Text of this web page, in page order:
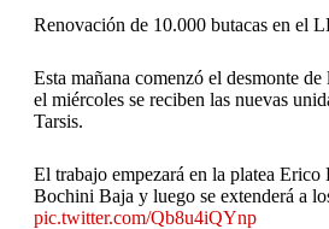
Renovación de 10.000 butacas en el
Esta mañana comenzó el desmonte de
el miércoles se reciben las nuevas
Tarsis.
El trabajo empezará en la platea Erico
Bochini Baja y luego se extenderá a
pic.twitter.com/Qb8u4iQYnp